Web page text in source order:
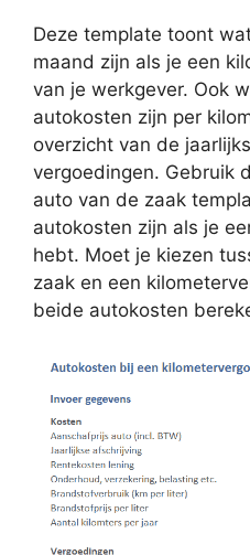
Deze template toont
maand zijn als je een
van je werkgever. Ook
autokosten zijn per
overzicht van de
vergoedingen. Gebruik
auto van de zaak
autokosten zijn als je
hebt. Moet je kiezen
zaak en een
beide autokosten